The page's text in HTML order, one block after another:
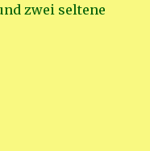
zwei seltene